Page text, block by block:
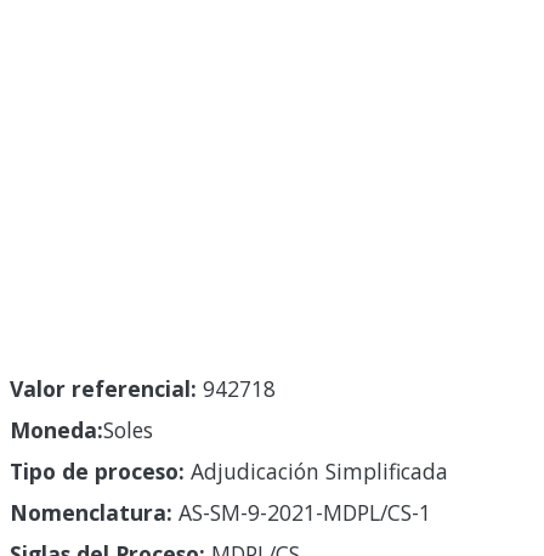
Valor referencial: 942718
Moneda:Soles
Tipo de proceso: Adjudicación Simplificada
Nomenclatura: AS-SM-9-2021-MDPL/CS-1